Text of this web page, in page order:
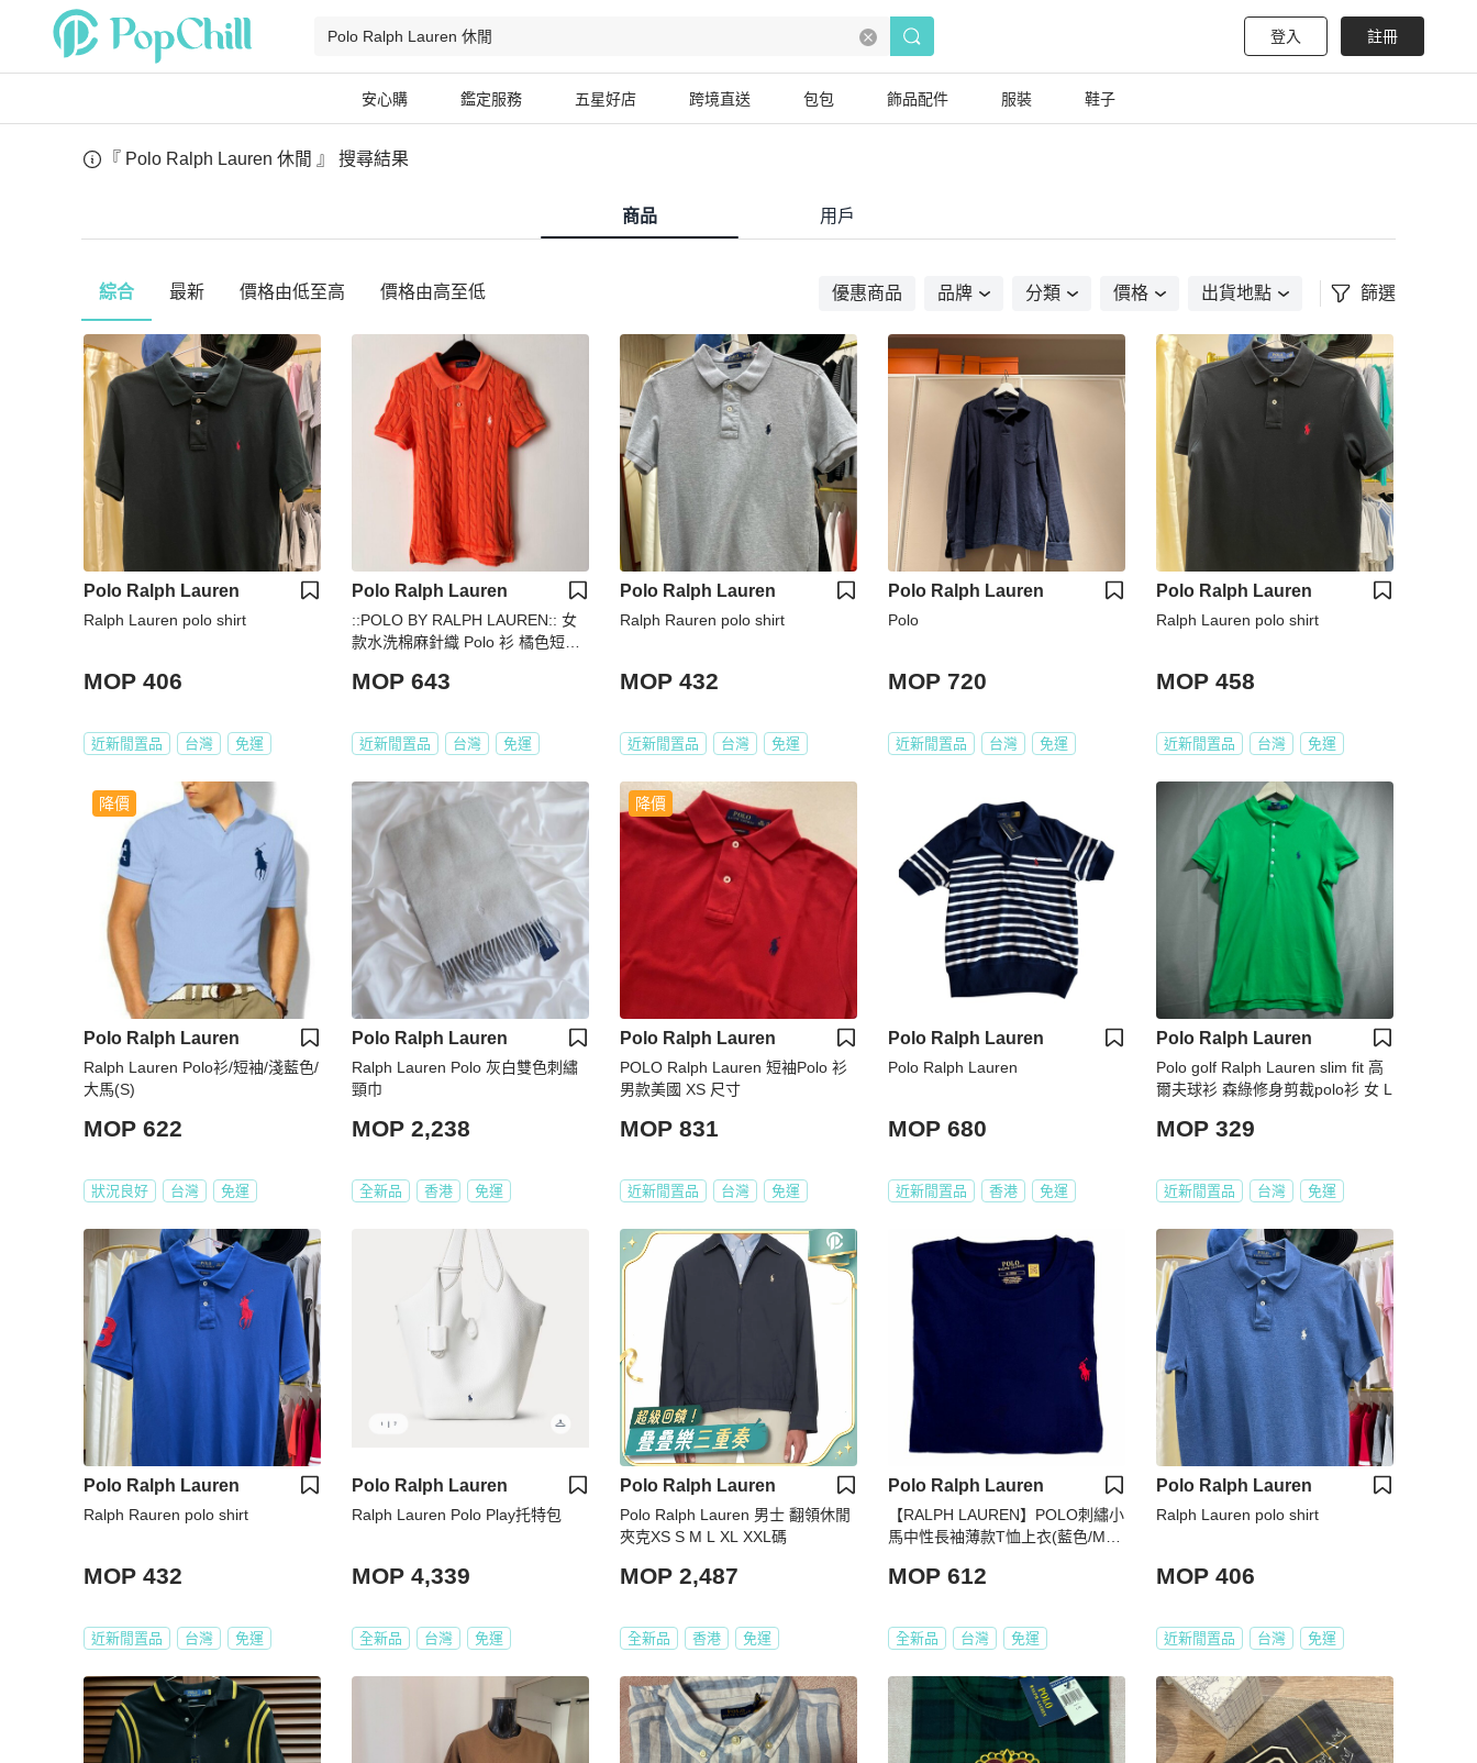
登入 註冊
安心購 鑑定服務 五星好店 跨境直送 包包 飾品配件 服裝 鞋子
『 Polo Ralph Lauren 休閒 』 搜尋結果
商品 用戶
綜合 最新 價格由低至高 價格由高至低 優惠商品 品牌 分類 價格 出貨地點 篩選
Polo Ralph Lauren
Ralph Lauren polo shirt
MOP 406
近新閒置品 台灣 免運
Polo Ralph Lauren
::POLO BY RALPH LAUREN:: 女
款水洗棉麻針織 Polo 衫 橘色短袖
MOP 643
近新閒置品 台灣 免運
Polo Ralph Lauren
Ralph Rauren polo shirt
MOP 432
近新閒置品 台灣 免運
Polo Ralph Lauren
Polo
MOP 720
近新閒置品 台灣 免運
Polo Ralph Lauren
Ralph Lauren polo shirt
MOP 458
近新閒置品 台灣 免運
降價
Polo Ralph Lauren
Ralph Lauren Polo衫/短袖/淺藍色/
大馬(S)
MOP 622
狀況良好 台灣 免運
Polo Ralph Lauren
Ralph Lauren Polo 灰白雙色刺繡
頸巾
MOP 2,238
全新品 香港 免運
降價
Polo Ralph Lauren
POLO Ralph Lauren 短袖Polo 衫
男款美國 XS 尺寸
MOP 831
近新閒置品 台灣 免運
Polo Ralph Lauren
Polo Ralph Lauren
MOP 680
近新閒置品 香港 免運
Polo Ralph Lauren
Polo golf Ralph Lauren slim fit 高
爾夫球衫 森綠修身剪裁polo衫 女 L
MOP 329
近新閒置品 台灣 免運
Polo Ralph Lauren
Ralph Rauren polo shirt
MOP 432
近新閒置品 台灣 免運
Polo Ralph Lauren
Ralph Lauren Polo Play托特包
MOP 4,339
全新品 台灣 免運
Polo Ralph Lauren
Polo Ralph Lauren 男士 翻領休閒
夾克XS S M L XL XXL碼
MOP 2,487
全新品 香港 免運
Polo Ralph Lauren
【RALPH LAUREN】POLO刺繡小
馬中性長袖薄款T恤上衣(藍色/M
MOP 612
全新品 台灣 免運
Polo Ralph Lauren
Ralph Lauren polo shirt
MOP 406
近新閒置品 台灣 免運